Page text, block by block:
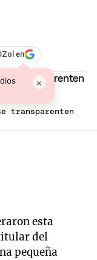
en
×
transparenten
esta
del
pequeña